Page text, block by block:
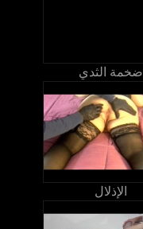
ضخمة الثدي
الإذلال